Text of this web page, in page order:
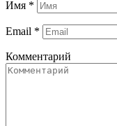
Имя *
Email *
Комментарий